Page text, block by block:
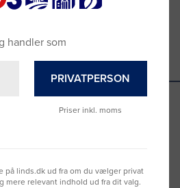
handler som
PRIVATPERSON
Priser inkl. moms
på linds.dk ud fra om du vælger privat
mere relevant indhold ud fra dit valg.